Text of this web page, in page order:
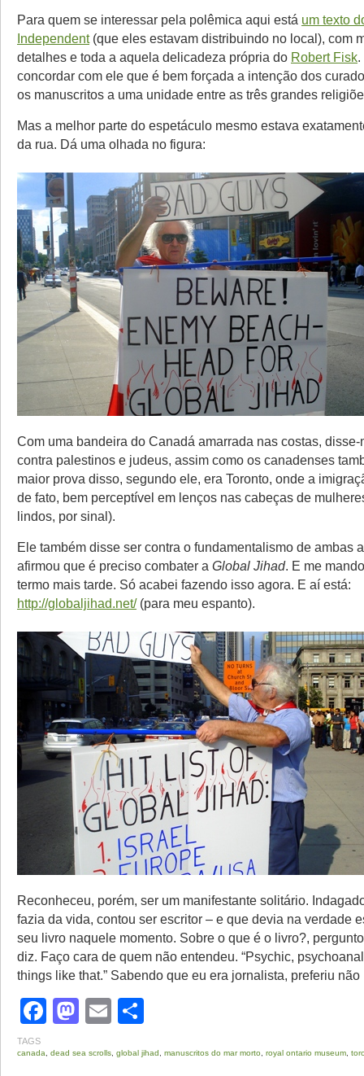
Para quem se interessar pela polêmica aqui está um texto
Independent(que eles estavam distribuindo no local), com
detalhes e toda a aquela delicadeza própria do Robert Fisk.
concordar com ele que é bem forçada a intenção dos
os manuscritos a uma unidade entre as três grandes
Mas a melhor parte do espetáculo mesmo estava
da rua. Dá uma olhada no figura:
Com uma bandeira do Canadá amarrada nas costas,
contra palestinos e judeus, assim como os canadenses
maior prova disso, segundo ele, era Toronto, onde a
de fato, bem perceptível em lenços nas cabeças de
lindos, por sinal).
Ele também disse ser contra o fundamentalismo de ambas
afirmou que é preciso combater a Global Jihad. E me
termo mais tarde. Só acabei fazendo isso agora. E aí está:
http://globaljihad.net/(para meu espanto).
Reconheceu, porém, ser um manifestante solitário.
fazia da vida, contou ser escritor – e que devia na verdade
seu livro naquele momento. Sobre o que é o livro?,
diz. Faço cara de quem não entendeu. “Psychic,
things like that.” Sabendo que eu era jornalista, preferiu
Facebook
Mastodon
Email
TAGS
canada dead sea scrolls global jihad manuscritos do mar morto royal ontario museum